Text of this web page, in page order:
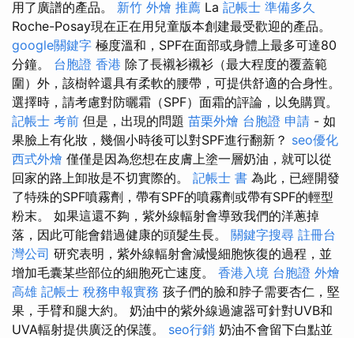
用了廣譜的產品。 新竹 外燴 推薦 La 記帳士 準備多久
Roche-Posay現在正在用兒童版本創建最受歡迎的產品。
google關鍵字 極度溫和，SPF在面部或身體上最多可達80
分鐘。 台胞證 香港 除了長襯衫襯衫（最大程度的覆蓋範
圍）外，該樹幹還具有柔軟的腰帶，可提供舒適的合身性。
選擇時，請考慮對防曬霜（SPF）面霜的評論，以免購買。
記帳士 考前 但是，出現的問題 苗栗外燴 台胞證 申請 - 如
果臉上有化妝，幾個小時後可以對SPF進行翻新？ seo優化
西式外燴 僅僅是因為您想在皮膚上塗一層奶油，就可以從
回家的路上卸妝是不切實際的。 記帳士 書 為此，已經開發
了特殊的SPF噴霧劑，帶有SPF的噴霧劑或帶有SPF的輕型
粉末。 如果這還不夠，紫外線輻射會導致我們的洋蔥掉
落，因此可能會錯過健康的頭髮生長。 關鍵字搜尋 註冊台
灣公司 研究表明，紫外線輻射會減慢細胞恢復的過程，並
增加毛囊某些部位的細胞死亡速度。 香港入境 台胞證 外燴
高雄 記帳士 稅務申報實務 孩子們的臉和脖子需要杏仁，堅
果，手臂和腿大約。 奶油中的紫外線過濾器可針對UVB和
UVA輻射提供廣泛的保護。 seo行銷 奶油不會留下白點並